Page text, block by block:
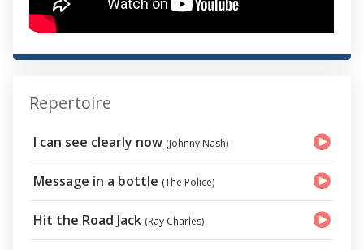
Repertoire
I can see clearly now (Johnny Nash)
Message in a bottle (The Police)
Hit the Road Jack (Ray Charles)